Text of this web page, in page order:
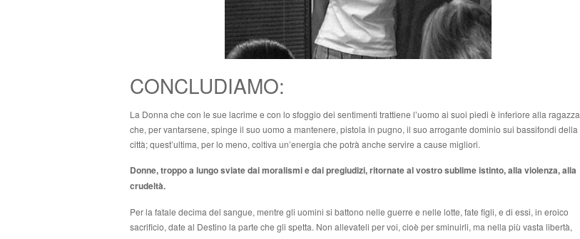
CONCLUDIAMO:
La Donna che con le sue lacrime e con lo sfoggio dei sentimenti trattiene l’uomo ai suoi piedi è inferiore alla ragazza
che, per vantarsene, spinge il suo uomo a mantenere, pistola in pugno, il suo arrogante dominio sui bassifondi della
città; quest’ultima, per lo meno, coltiva un’energia che potrà anche servire a cause migliori.
Donne, troppo a lungo sviate dai moralismi e dai pregiudizi, ritornate al vostro sublime istinto, alla violenza, alla
crudeltà.
Per la fatale decima del sangue, mentre gli uomini si battono nelle guerre e nelle lotte, fate figli, e di essi, in eroico
sacrificio, date al Destino la parte che gli spetta. Non allevateli per voi, cioè per sminuirli, ma nella più vasta libertà,